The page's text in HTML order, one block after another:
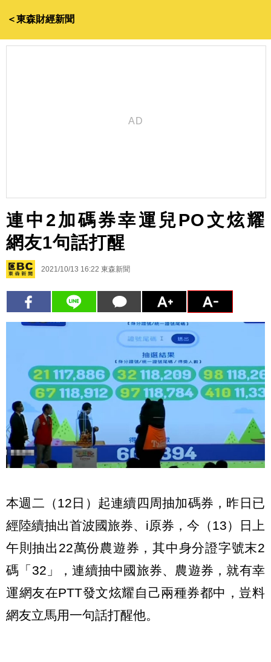
＜東森財經新聞
連中2加碼券幸運兒PO文炫耀
網友1句話打醒
2021/10/13 16:22 東森新聞
本週二（12日）起連續四周抽加碼券，昨日已
經陸續抽出首波國旅券、i原券，今（13）日上
午則抽出22萬份農遊券，其中身分證字號末2
碼「32」，連續抽中國旅券、農遊券，就有幸
運網友在PTT發文炫耀自己兩種券都中，豈料
網友立馬用一句話打醒他。